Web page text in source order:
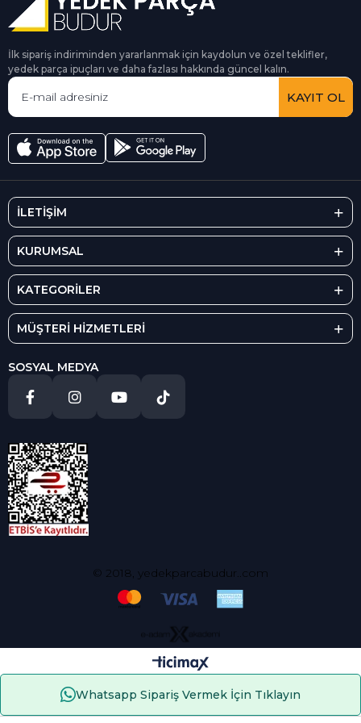
İlk sipariş indiriminden yararlanmak için kaydolun ve özel teklifler,
yedek parça ipuçları ve daha fazlası hakkında güncel kalın.
KAYIT OL
İLETİŞİM
KURUMSAL
KATEGORİLER
MÜŞTERİ HİZMETLERİ
SOSYAL MEDYA
© 2018, yedekparcabudur..com
Whatsapp Sipariş Vermek İçin Tıklayın
Çerez Kullanımı